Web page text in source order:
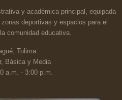
y académica principal, equipada
deportivas y espacios para el
comunidad educativa.
Tolima
Básica y Media
a.m. - 3:00 p.m.